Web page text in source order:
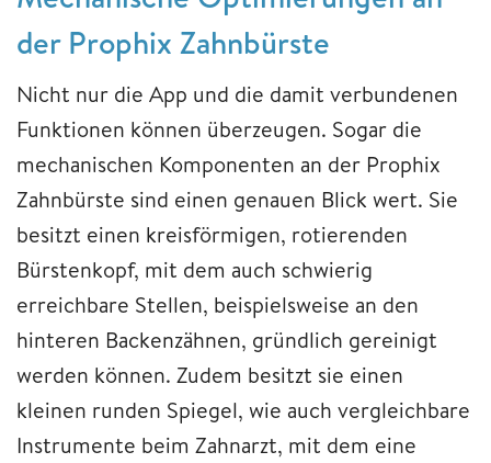
der Prophix Zahnbürste
Nicht nur die App und die damit verbundenen
Funktionen können überzeugen. Sogar die
mechanischen Komponenten an der Prophix
Zahnbürste sind einen genauen Blick wert. Sie
besitzt einen kreisförmigen, rotierenden
Bürstenkopf, mit dem auch schwierig
erreichbare Stellen, beispielsweise an den
hinteren Backenzähnen, gründlich gereinigt
werden können. Zudem besitzt sie einen
kleinen runden Spiegel, wie auch vergleichbare
Instrumente beim Zahnarzt, mit dem eine